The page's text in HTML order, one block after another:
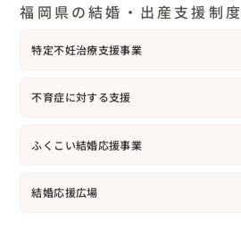
福岡県の結婚・出産支援制度
特定不妊治療支援事業
不育症に対する支援
ふくこい結婚応援事業
結婚応援広場